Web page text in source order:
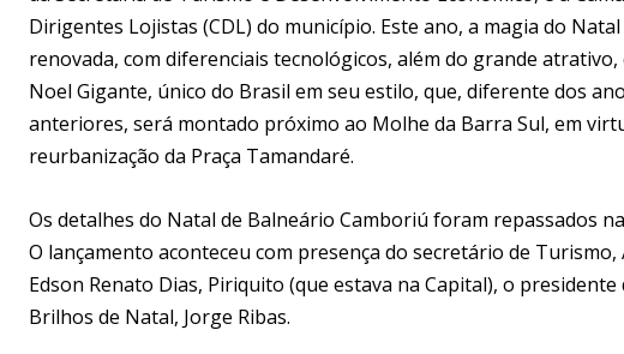
Dirigentes Lojistas (CDL) do município. Este ano, a magia do Natal
renovada, com diferenciais tecnológicos, além do grande atrativo,
Noel Gigante, único do Brasil em seu estilo, que, diferente dos
anteriores, será montado próximo ao Molhe da Barra Sul, em
reurbanização da Praça Tamandaré.
Os detalhes do Natal de Balneário Camboriú foram repassados
O lançamento aconteceu com presença do secretário de
Edson Renato Dias, Piriquito (que estava na Capital), o
Brilhos de Natal, Jorge Ribas.